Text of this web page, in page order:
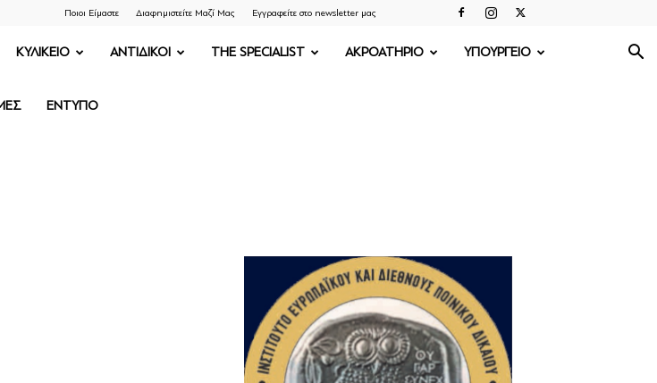
Ποιοι Είμαστε Διαφημιστείτε Μαζί Μας Εγγραφείτε στο newsletter μας
ΚΥΛΙΚΕΙΟ ΑΝΤΙΔΙΚΟΙ THE SPECIALIST ΑΚΡΟΑΤΗΡΙΟ ΥΠΟΥΡΓΕΙΟ
ΕΝΤΥΠΟ